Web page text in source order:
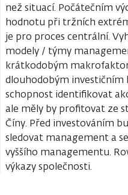
než situací. Počátečním
hodnotu při tržních
je pro proces centrální.
modely / týmy
krátkodobým
dlouhodobým
schopnost identifikovat
ale měly by profitovat ze
Číny. Před investováním
sledovat management a
vyššího managementu.
výkazy společnosti.